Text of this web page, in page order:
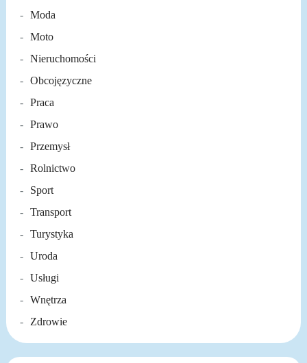
Moda
Moto
Nieruchomości
Obcojęzyczne
Praca
Prawo
Przemysł
Rolnictwo
Sport
Transport
Turystyka
Uroda
Usługi
Wnętrza
Zdrowie